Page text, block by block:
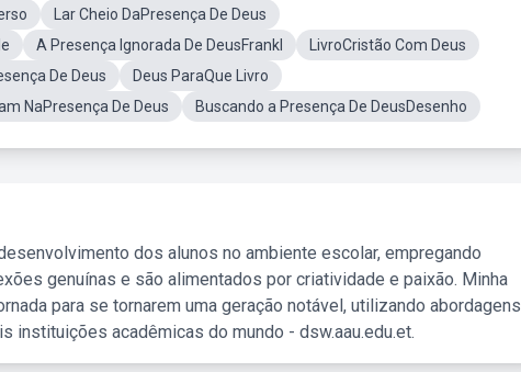
Lar Cheio DaPresença De Deus
A Presença Ignorada De DeusFrankl
LivroCristão Com Deus
De Deus
Deus ParaQue Livro
NaPresença De Deus Buscando a Presença De DeusDesenho
dos alunos no ambiente escolar, empregando
genuínas e são alimentados por criatividade e paixão. Minha
para se tornarem uma geração notável, utilizando abordagens
instituições acadêmicas do mundo - dsw.aau.edu.et.